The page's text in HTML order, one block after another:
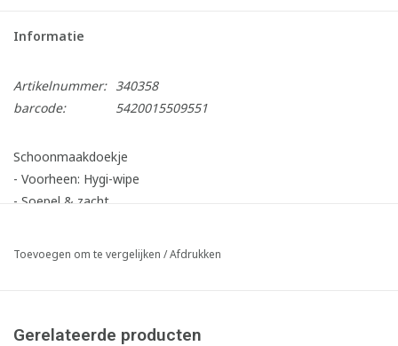
Informatie
Artikelnummer: 340358
barcode:
5420015509551
Schoonmaakdoekje
- Voorheen: Hygi-wipe
- Soepel & zacht
- Zuur- en solventbestendig
Toevoegen om te vergelijken /Afdrukken
Gerelateerde producten